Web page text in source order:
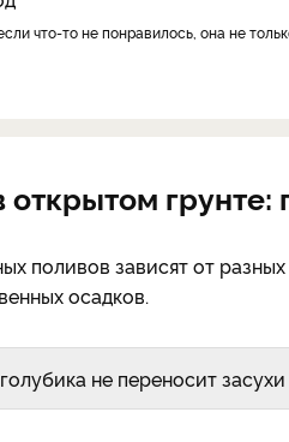
что-то не понравилось, она не
открытом
поливов зависят от
осадков.
не переносит